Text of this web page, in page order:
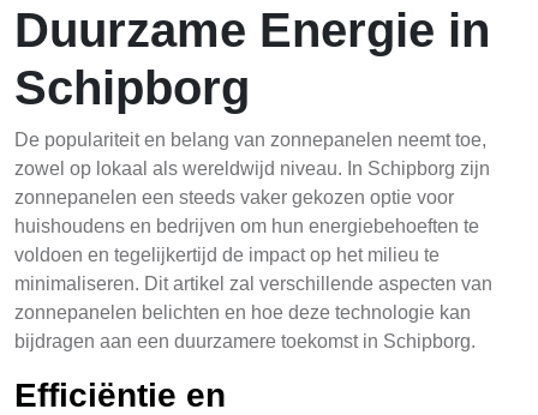
Duurzame Energie in
Schipborg
De populariteit en belang van zonnepanelen neemt toe,
zowel op lokaal als wereldwijd niveau. In Schipborg zijn
zonnepanelen een steeds vaker gekozen optie voor
huishoudens en bedrijven om hun energiebehoeften te
voldoen en tegelijkertijd de impact op het milieu te
minimaliseren. Dit artikel zal verschillende aspecten van
zonnepanelen belichten en hoe deze technologie kan
bijdragen aan een duurzamere toekomst in Schipborg.
Efficiëntie en